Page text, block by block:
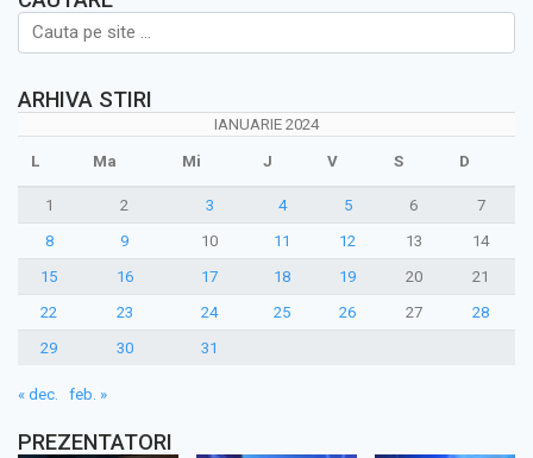
ARHIVA STIRI
IANUARIE 2024
L Ma Mi J V S D
1 2 3 4 5 6
7
8
9 10 11 12 13
14
15
16 17 18 19 20
21
22
23 24 25 26 27
28
29
30 31
« dec. feb. »
PREZENTATORI